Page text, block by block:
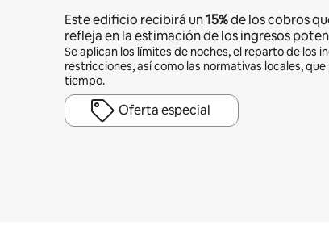
Este edificio recibirá un15%de los cobros
refleja en la estimación de los ingresos
Se aplican los límites de noches, el reparto de los
restricciones, así como las normativas locales,
tiempo.
Oferta especial